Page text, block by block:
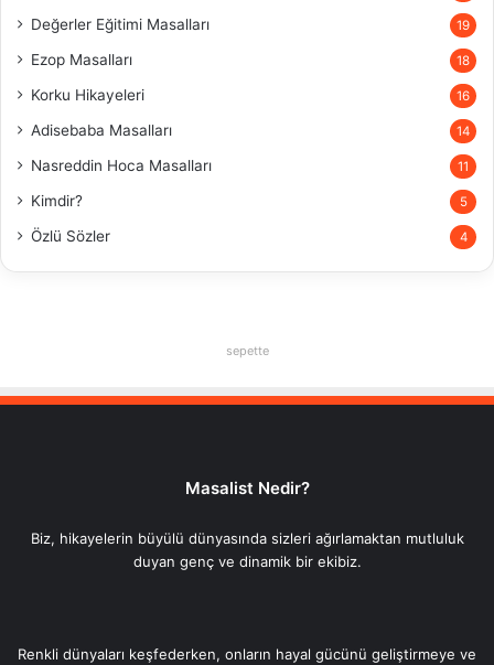
Değerler Eğitimi Masalları 19
Ezop Masalları 18
Korku Hikayeleri 16
Adisebaba Masalları 14
Nasreddin Hoca Masalları 11
Kimdir? 5
Özlü Sözler 4
sepette
Masalist Nedir?
Biz, hikayelerin büyülü dünyasında sizleri ağırlamaktan mutluluk
duyan genç ve dinamik bir ekibiz.
Renkli dünyaları keşfederken, onların hayal gücünü geliştirmeye ve